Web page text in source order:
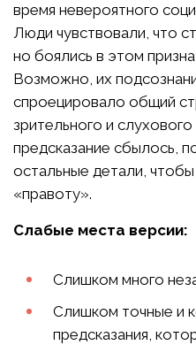
время невероятного
Люди чувствовали, что
но боялись в этом
Возможно, их
спроецировало общий
зрительного и
предсказание сбылось,
остальные детали,
«правоту».
Слабые места версии:
Слишком много
Слишком точные и
предсказания,